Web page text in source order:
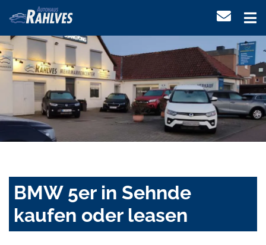
BMW 5er in Sehnde
kaufen oder leasen